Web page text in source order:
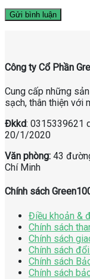
Công ty Cổ Phần
Cung cấp những
sạch, thân thiện với
Đkkd: 0315339621
20/1/2020
Văn phòng: 43
Chí Minh
Chính sách
Điều khoản &
Chính sách
Chính sách
Chính sách
Chính sách
Chính sách